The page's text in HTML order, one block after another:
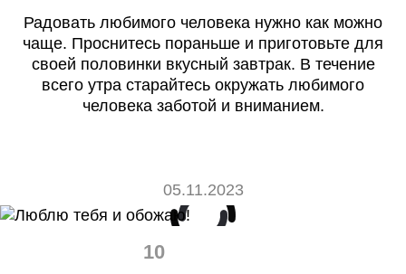
Радовать любимого человека нужно как можно
чаще. Проснитесь пораньше и приготовьте для
своей половинки вкусный завтрак. В течение
всего утра старайтесь окружать любимого
человека заботой и вниманием.
05.11.2023
10